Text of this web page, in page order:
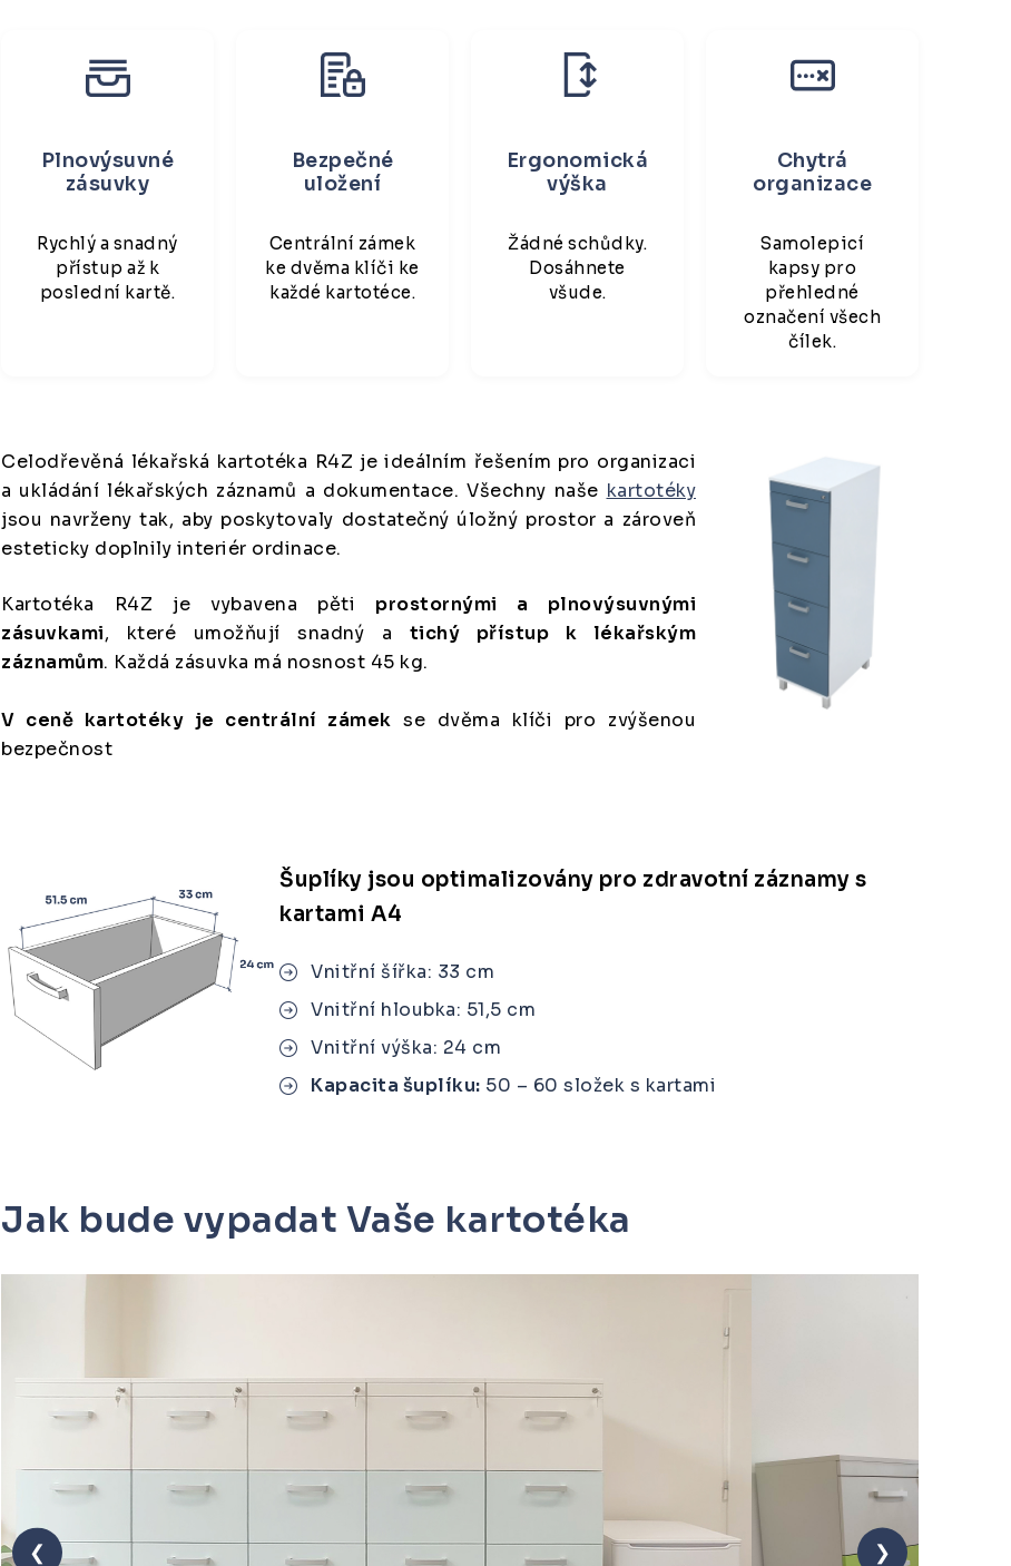
Plnovýsuvné
zásuvky
Rychlý a snadný
přístup až k
poslední kartě.
Bezpečné
uložení
Centrální zámek
ke dvěma klíči ke
každé kartotéce.
Ergonomická
výška
Žádné schůdky.
Dosáhnete
všude.
Chytrá
organizace
Samolepicí
kapsy pro
přehledné
označení všech
čílek.
Celodřevěná lékařská kartotéka R4Z je ideálním řešením pro organizaci
a ukládání lékařských záznamů a dokumentace. Všechny naše kartotéky
jsou navrženy tak, aby poskytovaly dostatečný úložný prostor a zároveň
esteticky doplnily interiér ordinace.
Kartotéka R4Z je vybavena pěti prostornými a plnovýsuvnými
zásuvkami, které umožňují snadný a tichý přístup k lékařským
záznamům. Každá zásuvka má nosnost 45 kg.
V ceně kartotéky je centrální zámek se dvěma klíči pro zvýšenou
bezpečnost
Šuplíky jsou optimalizovány pro zdravotní záznamy s
kartami A4
Vnitřní šířka: 33 cm
Vnitřní hloubka: 51,5 cm
Vnitřní výška: 24 cm
Kapacita šuplíku: 50 – 60 složek s kartami
Jak bude vypadat Vaše kartotéka
❮ ❯